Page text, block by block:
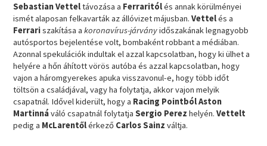
Sebastian Vetteltávozása a Ferraritólés annak körülményei
ismét alaposan felkavarták az állóvizet májusban.Vettelés a
Ferrariszakítása akoronavírus-járványidőszakának legnagyobb
autósportos bejelentése volt, bombaként robbant a médiában.
Azonnal spekulációk indultak el azzal kapcsolatban, hogy ki ülhet a
helyére a hőn áhított vörös autóba és azzal kapcsolatban, hogy
vajon a háromgyerekes apuka visszavonul-e, hogy több időt
töltsön a családjával, vagy ha folytatja, akkor vajon melyik
csapatnál. Idővel kiderült, hogy a Racing Pointból Aston
Martinnáváló csapatnál folytatjaSergio Perez helyén.Vettelt
pedig a McLarentőlérkező Carlos Sainz váltja.